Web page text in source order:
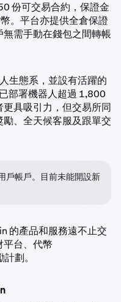
份可交易合約，保證金
。平台亦提供全倉保證
需手動在錢包之間轉帳
生態系，並設有活躍的
部署機器人超過 1,800
具吸引力，但交易所同
、全天候客服及跟單交
戶帳戶。目前未能開設新
的產品和服務遠不止交
平台、代幣
劃。